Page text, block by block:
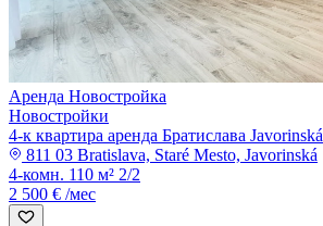
Аренда Новостройка
Новостройки
4-к квартира аренда Братислава Javorinská
811 03 Bratislava, Staré Mesto, Javorinská
4-комн. 110 м² 2/2
2 500 € /мес